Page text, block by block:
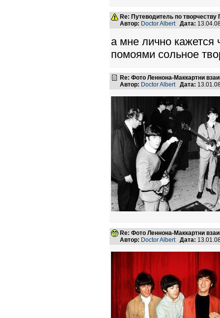
Re: Путеводитель по
Автор: Doctor Albert Дата:
а мне лично кажется
помоями сольное
Re: Фото Леннона-Маккартни
Автор: Doctor Albert Дата:
Re: Фото Леннона-Маккартни
Автор: Doctor Albert Дата: